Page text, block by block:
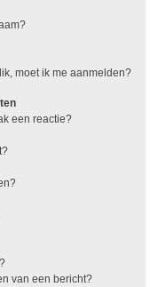
moet ik me aanmelden?
een reactie?
van een bericht?